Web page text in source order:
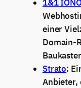
1&1
einer
Domain-
Strato:
Anbieter,